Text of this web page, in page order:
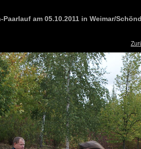
am 05.10.2011 in Weimar/